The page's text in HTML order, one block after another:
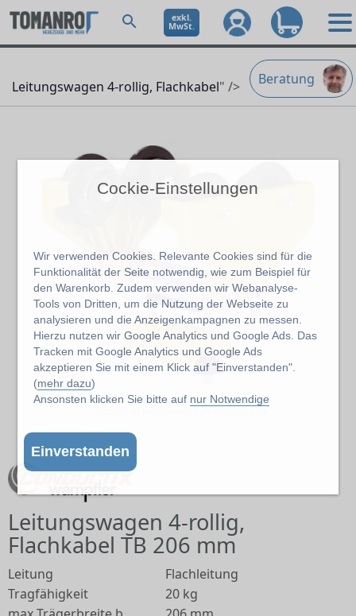
Cockie-Einstellungen
Wir verwenden Cookies. Relevante Cookies sind für die
Funktionalität der Seite notwendig, wie zum Beispiel für
den Warenkorb. Zudem verwenden wir Webanalyse-
Tools von Dritten, um die Nutzung der Webseite zu
analysieren und die Anzeigenkampagnen zu messen.
Hierzu nutzen wir Google Analytics und Google Ads. Das
Tracken mit Google Analytics und Google Ads
akzeptieren Sie mit einem Klick auf "Einverstanden".
(mehr dazu)
Ansonsten klicken Sie bitte auf nur Notwendige
Einverstanden
exkl.
MwSt.
Beratung
Leitungswagen 4-rollig, Flachkabel" />
Leitungswagen 4-rollig,
Flachkabel TB 206 mm
Leitung
Flachleitung
Tragfähigkeit
20 kg